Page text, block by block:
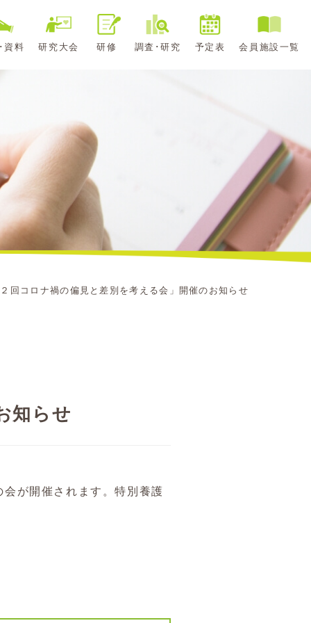
資料 研究大会 研修 調査･研究 予定表 会員施設一覧
２回コロナ禍の偏見と差別を考える会」開催のお知らせ
知らせ
が開催されます。特別養護